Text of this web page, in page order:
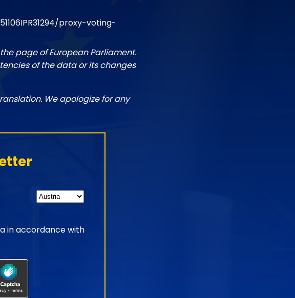
proxy-voting-
page of European Parliament.
of the data or its changes
We apologize for any
in accordance with